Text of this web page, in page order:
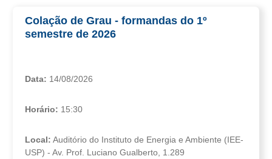
Colação de Grau - formandas do 1º
semestre de 2026
Data: 14/08/2026
Horário: 15:30
Local: Auditório do Instituto de Energia e Ambiente (IEE-
USP) - Av. Prof. Luciano Gualberto, 1.289